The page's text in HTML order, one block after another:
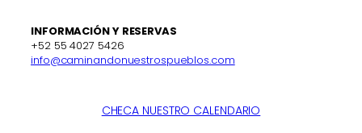
INFORMACIÓN Y RESERVAS
+52 55 4027 5426
info@caminandonuestrospueblos.com
CHECA NUESTRO CALENDARIO